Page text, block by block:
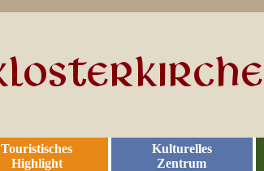
Kulturelles
Zentrum
Touristisches
Highlight